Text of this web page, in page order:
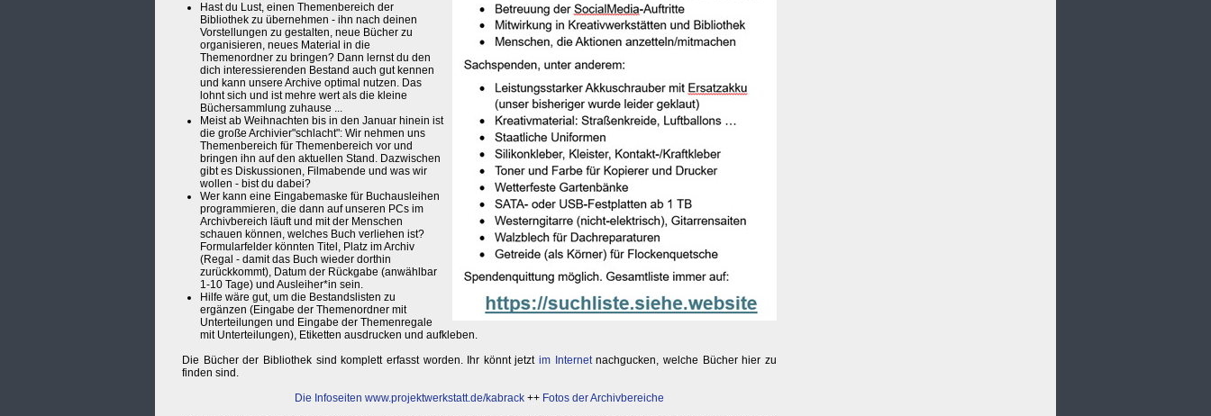
Hast du Lust, einen Themenbereich der
Bibliothek zu übernehmen - ihn nach deinen
Vorstellungen zu gestalten, neue Bücher zu
organisieren, neues Material in die
Themenordner zu bringen? Dann lernst du den
dich interessierenden Bestand auch gut kennen
und kann unsere Archive optimal nutzen. Das
lohnt sich und ist mehre wert als die kleine
Büchersammlung zuhause ...
Meist ab Weihnachten bis in den Januar hinein ist
die große Archivier"schlacht": Wir nehmen uns
Themenbereich für Themenbereich vor und
bringen ihn auf den aktuellen Stand. Dazwischen
gibt es Diskussionen, Filmabende und was wir
wollen - bist du dabei?
Wer kann eine Eingabemaske für Buchausleihen
programmieren, die dann auf unseren PCs im
Archivbereich läuft und mit der Menschen
schauen können, welches Buch verliehen ist?
Formularfelder könnten Titel, Platz im Archiv
(Regal - damit das Buch wieder dorthin
zurückkommt), Datum der Rückgabe (anwählbar
1-10 Tage) und Ausleiher*in sein.
Hilfe wäre gut, um die Bestandslisten zu
ergänzen (Eingabe der Themenordner mit
Unterteilungen und Eingabe der Themenregale
mit Unterteilungen), Etiketten ausdrucken und aufkleben.
Die Bücher der Bibliothek sind komplett erfasst worden. Ihr könnt jetztim Internetnachgucken, welche Bücher hier zu
finden sind.
Die Infoseiten www.projektwerkstatt.de/kabrack ++ Fotos der Archivbereiche